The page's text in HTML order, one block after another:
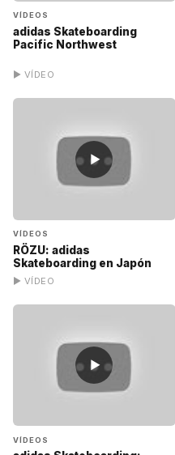
VÍDEOS
adidas Skateboarding
Pacific Northwest
▶ VÍDEO
▶
VÍDEOS
RÖZU: adidas
Skateboarding en Japón
▶ VÍDEO
▶
VÍDEOS